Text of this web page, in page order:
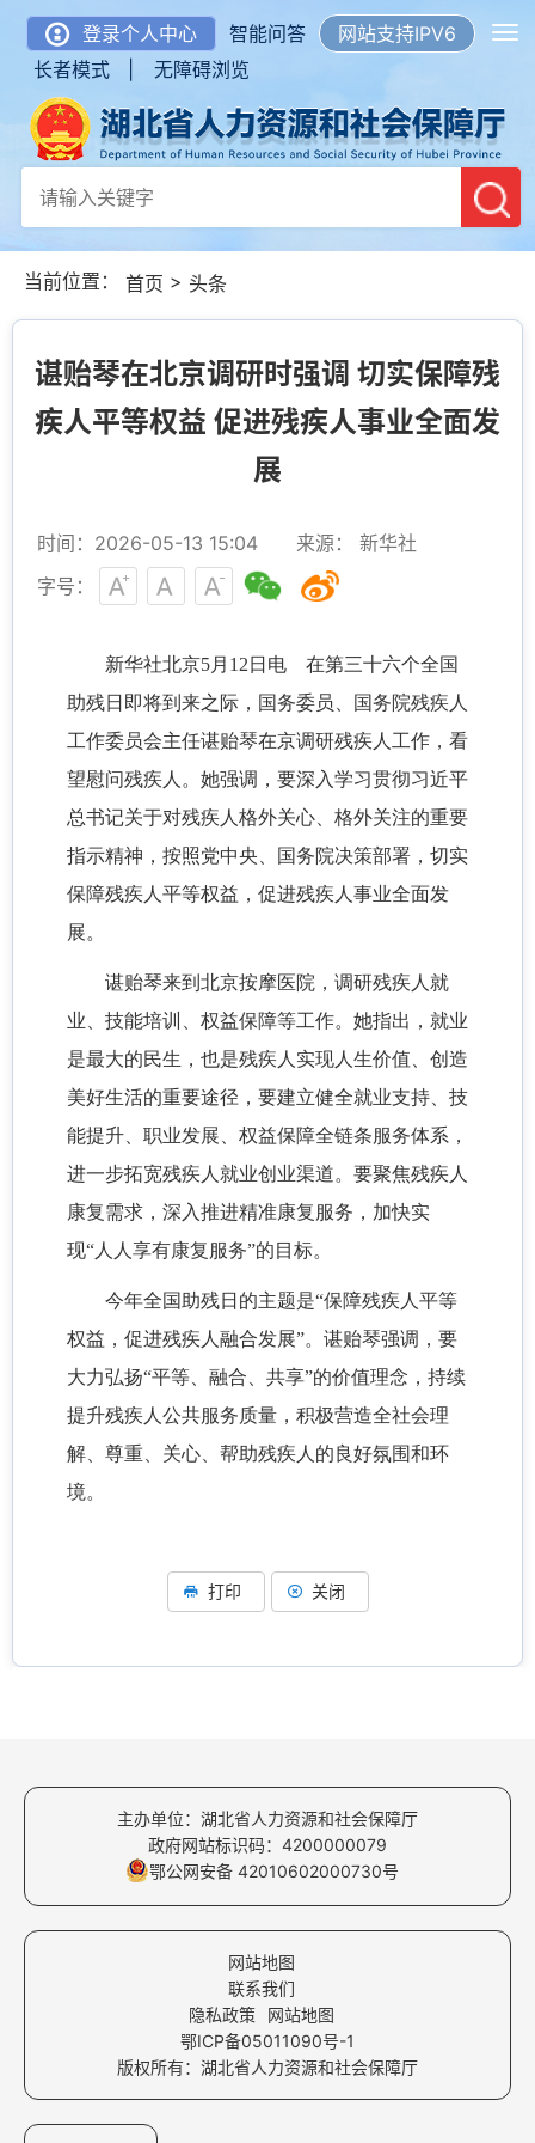
登录个人中心 智能问答
网站支持IPV6
长者模式 |
无障碍浏览
当前位置： 首页 > 头条
谌贻琴在北京调研时强调 切实保障残
疾人平等权益 促进残疾人事业全面发
展
时间：2026-05-13 15:04
来源： 新华社
字号：
新华社北京5月12日电 在第三十六个全国
助残日即将到来之际，国务委员、国务院残疾人
工作委员会主任谌贻琴在京调研残疾人工作，看
望慰问残疾人。她强调，要深入学习贯彻习近平
总书记关于对残疾人格外关心、格外关注的重要
指示精神，按照党中央、国务院决策部署，切实
保障残疾人平等权益，促进残疾人事业全面发
展。
谌贻琴来到北京按摩医院，调研残疾人就
业、技能培训、权益保障等工作。她指出，就业
是最大的民生，也是残疾人实现人生价值、创造
美好生活的重要途径，要建立健全就业支持、技
能提升、职业发展、权益保障全链条服务体系，
进一步拓宽残疾人就业创业渠道。要聚焦残疾人
康复需求，深入推进精准康复服务，加快实
现“人人享有康复服务”的目标。
今年全国助残日的主题是“保障残疾人平等
权益，促进残疾人融合发展”。谌贻琴强调，要
大力弘扬“平等、融合、共享”的价值理念，持续
提升残疾人公共服务质量，积极营造全社会理
解、尊重、关心、帮助残疾人的良好氛围和环
境。
打印 关闭
主办单位：湖北省人力资源和社会保障厅
政府网站标识码：4200000079
鄂公网安备 42010602000730号
网站地图
联系我们
隐私政策
网站地图
鄂ICP备05011090号-1
版权所有：湖北省人力资源和社会保障厅